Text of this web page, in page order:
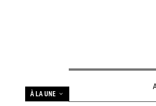
À LA UNE